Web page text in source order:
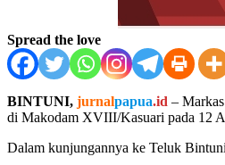
Spread the love
BINTUNI, jurnalpapua.id –
di Makodam XVIII/Kasuari pada 12
Dalam kunjungannya ke Teluk